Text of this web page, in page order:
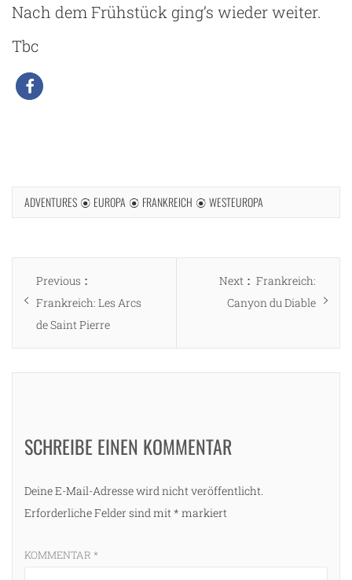
Nach dem Frühstück ging’s wieder weiter.
Tbc
ADVENTURES EUROPA FRANKREICH WESTEUROPA
Beitragsnavigation
Previous
post:
Frankreich: Les Arcs
de Saint Pierre
Next
Next
post:
Frankreich:
Canyon du Diable
SCHREIBE EINEN KOMMENTAR
Deine E-Mail-Adresse wird nicht veröffentlicht.
Erforderliche Felder sind mit * markiert
KOMMENTAR *